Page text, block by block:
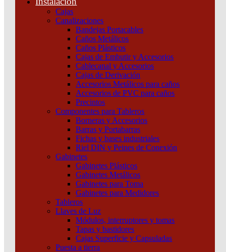
Cajas
Canalizaciones
Bandejas Portacables
Caños Metálicos
Caños Plásticos
Cajas de Embutir y Accesorios
Cablecanal y Accesorios
Cajas de Derivación
Accesorios Metálicos para caños
Accesorios de PVC para caños
Precintos
Componentes para Tableros
Borneras y Accesorios
Barras y Portabarras
Fichas y bases industriales
Riel DIN y Peines de Conexión
Gabinetes
Gabinetes Plásticos
Gabinetes Metálicos
Gabinetes para Toma
Gabinetes para Medidores
Tableros
Llaves de Luz
Módulos, interruptores y tomas
Tapas y bastidores
Cajas Superficie y Capsuladas
Puesta a tierra